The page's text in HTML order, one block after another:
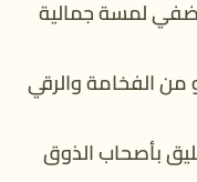
لمسة جمالية
الفخامة والرقي
بأصحاب الذوق